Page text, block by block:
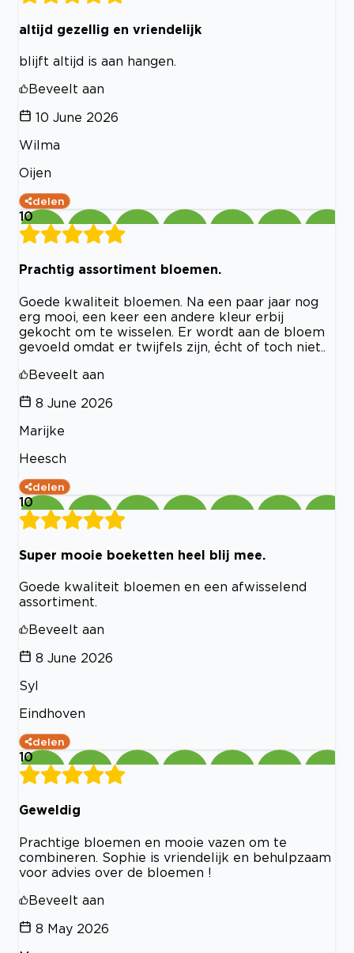
altijd gezellig en vriendelijk
blijft altijd is aan hangen.
Beveelt aan
10 June 2026
Wilma
Oijen
delen
10
Prachtig assortiment bloemen.
Goede kwaliteit bloemen. Na een paar jaar nog
erg mooi, een keer een andere kleur erbij
gekocht om te wisselen. Er wordt aan de bloem
gevoeld omdat er twijfels zijn, écht of toch niet..
Beveelt aan
8 June 2026
Marijke
Heesch
delen
10
Super mooie boeketten heel blij mee.
Goede kwaliteit bloemen en een afwisselend
assortiment.
Beveelt aan
8 June 2026
Syl
Eindhoven
delen
10
Geweldig
Prachtige bloemen en mooie vazen om te
combineren. Sophie is vriendelijk en behulpzaam
voor advies over de bloemen !
Beveelt aan
8 May 2026